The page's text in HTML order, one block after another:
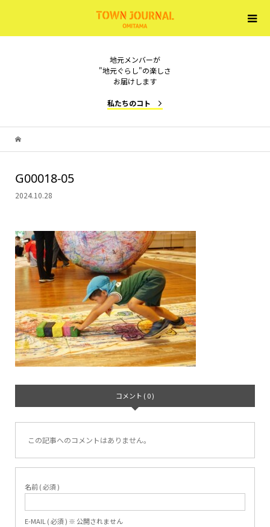
地元メンバーが
"地元ぐらし"の楽しさ
お届けします
私たちのコト
G00018-05
2024.10.28
コメント ( 0 )
この記事へのコメントはありません。
名前 ( 必須 )
E-MAIL ( 必須 ) ※ 公開されません